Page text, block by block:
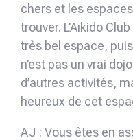
chers et les
trouver. L’Aïkido
très bel espace,
n’est pas un vrai
d’autres activités,
heureux de cet
AJ : Vous êtes en